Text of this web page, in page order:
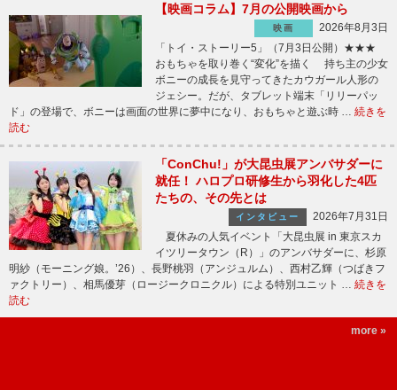
【映画コラム】7月の公開映画から
映画
2026年8月3日
「トイ・ストーリー5」（7月3日公開）★★★
おもちゃを取り巻く“変化”を描く 持ち主の少女
ボニーの成長を見守ってきたカウガール人形の
ジェシー。だが、タブレット端末「リリーパッ
ド」の登場で、ボニーは画面の世界に夢中になり、おもちゃと遊ぶ時 … 続きを
読む
「ConChu!」が大昆虫展アンバサダーに
就任！ ハロプロ研修生から羽化した4匹
たちの、その先とは
インタビュー
2026年7月31日
夏休みの人気イベント「大昆虫展 in 東京スカ
イツリータウン（R）」のアンバサダーに、杉原
明紗（モーニング娘。’26）、長野桃羽（アンジュルム）、西村乙輝（つばきフ
ァクトリー）、相馬優芽（ロージークロニクル）による特別ユニット … 続きを
読む
more »